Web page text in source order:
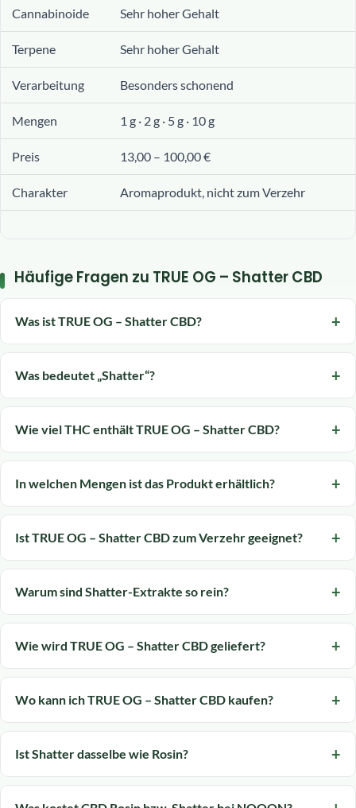
Cannabinoide Sehr hoher Gehalt
Terpene Sehr hoher Gehalt
Verarbeitung Besonders schonend
Mengen 1 g · 2 g · 5 g · 10 g
Preis 13,00 – 100,00 €
Charakter Aromaprodukt, nicht zum Verzehr
Häufige Fragen zu TRUE OG – Shatter CBD
Was ist TRUE OG – Shatter CBD?
Was bedeutet „Shatter“?
Wie viel THC enthält TRUE OG – Shatter CBD?
In welchen Mengen ist das Produkt erhältlich?
Ist TRUE OG – Shatter CBD zum Verzehr geeignet?
Warum sind Shatter-Extrakte so rein?
Wie wird TRUE OG – Shatter CBD geliefert?
Wo kann ich TRUE OG – Shatter CBD kaufen?
Ist Shatter dasselbe wie Rosin?